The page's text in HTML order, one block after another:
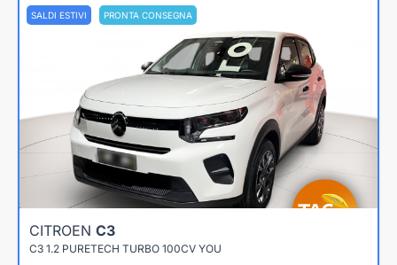
SALDI ESTIVI PRONTA CONSEGNA
CITROEN C3
C3 1.2 PURETECH TURBO 100CV YOU